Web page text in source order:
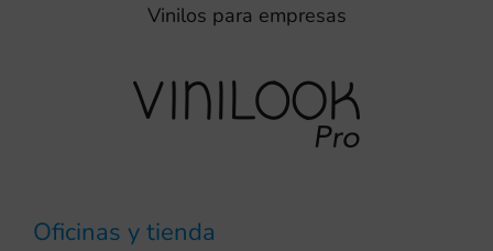
Vinilos para empresas
Oficinas y tienda